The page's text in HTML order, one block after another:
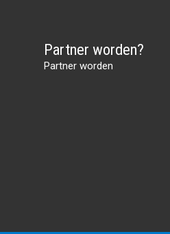
Partner worden?
Partner worden